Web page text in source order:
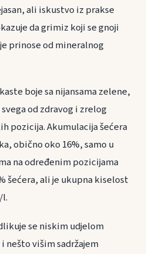
ali iskustvo iz prakse
da grimiz koji se gnoji
prinose od mineralnog
boje sa nijansama zelene,
od zdravog i zrelog
pozicija. Akumulacija šećera
obično oko 16%, samo u
na određenim pozicijama
šećera, ali je ukupna kiselost
l.
se niskim udjelom
nešto višim sadržajem